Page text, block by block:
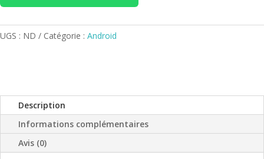
UGS : ND Catégorie : Android
Description
Informations complémentaires
Avis (0)